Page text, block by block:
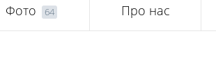
Фото 64 Про нас